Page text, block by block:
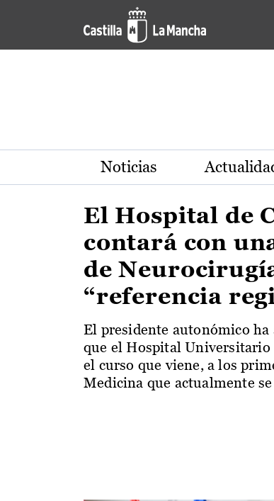
Pasar al contenido principal
Actualidad de la región
Noticias
El Hospital de
contará con
de
“referencia
El presidente autonómico
que el Hospital Universitario
el curso que viene, a los
Medicina que actualmente